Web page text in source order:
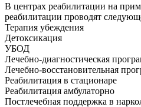
В центрах реабилитации на
реабилитации проводят
Терапия убеждения
Детоксикация
УБОД
Лечебно-диагностическая
Лечебно-восстановительная
Реабилитация в стационаре
Реабилитация амбулаторно
Постлечебная поддержка в